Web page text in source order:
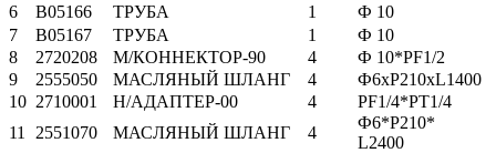
6
B05166 ТРУБА 1
Ф 10
7
B05167 ТРУБА 1
Ф 10
8
2720208 M/КОННЕКТОР-90 4
Ф 10*PF1/2
9
2555050 МАСЛЯНЫЙ ШЛАНГ 4
Ф6xP210xL1400
10 2710001 H/АДАПТЕР-00 4
PF1/4*PT1/4
11
2551070 МАСЛЯНЫЙ ШЛАНГ 4
Ф6*P210*
L2400